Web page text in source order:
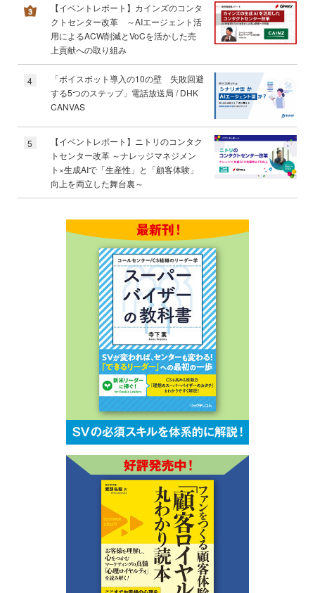
【イベントレポート】カインズのコンタ
クトセンター改革 ～AIエージェント活
用によるACW削減とVoCを活かした売
上貢献への取り組み
4
「ボイスボット導入の10の壁 失敗回避
する5つのステップ」電話放送局 / DHK
CANVAS
5
【イベントレポート】ニトリのコンタク
トセンター改革 ～ナレッジマネジメン
ト×生成AIで「生産性」と「顧客体験」
向上を両立した舞台裏～